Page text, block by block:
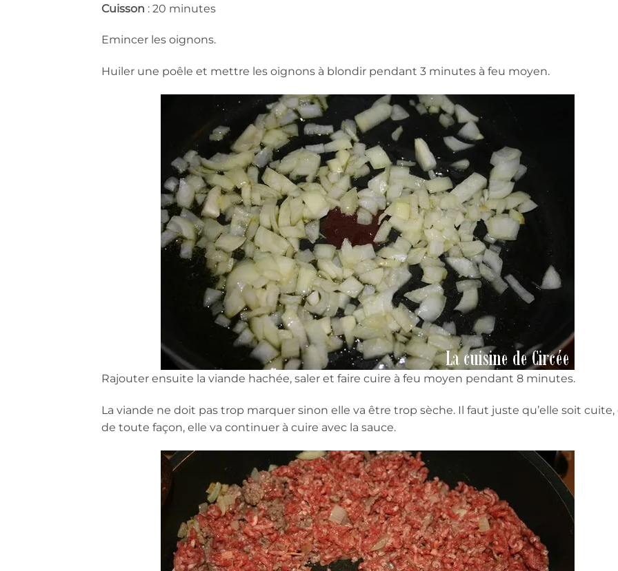
Cuisson : 20 minutes
Emincer les oignons.
Huiler une poêle et mettre les oignons à blondir pendant 3 minutes à feu moyen.
Rajouter ensuite la viande hachée, saler et faire cuire à feu moyen pendant 8 minutes.
La viande ne doit pas trop marquer sinon elle va être trop sèche. Il faut juste qu’elle soit cuite,
de toute façon, elle va continuer à cuire avec la sauce.